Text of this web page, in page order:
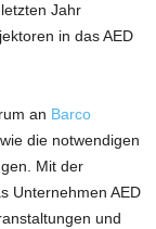
Jahr
in das AED
an Barco
die notwendigen
Mit der
Unternehmen AED
und